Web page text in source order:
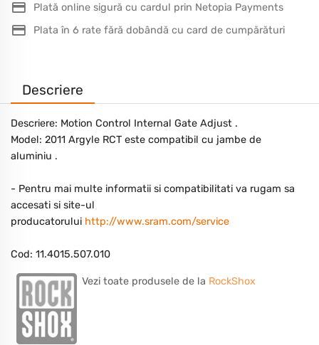
Plată online sigură cu cardul prin Netopia Payments
Plata în 6 rate fără dobândă cu card de cumpărături
Descriere
Descriere: Motion Control Internal Gate Adjust .
Model: 2011 Argyle RCT este compatibil cu jambe de
aluminiu .
- Pentru mai multe informatii si compatibilitati va rugam sa
accesati si site-ul
producatorului http://www.sram.com/service
Cod: 11.4015.507.010
Vezi toate produsele de la RockShox